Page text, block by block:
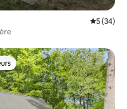
Note
5 (34)
parmi les plus aimés